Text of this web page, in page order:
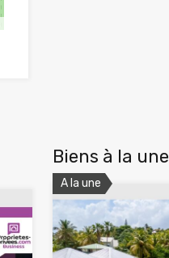
Biens à la une
A la une